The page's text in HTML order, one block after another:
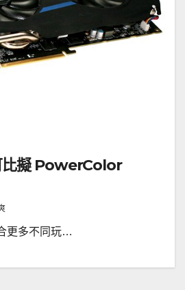
比擬 PowerColor
更多不同玩…